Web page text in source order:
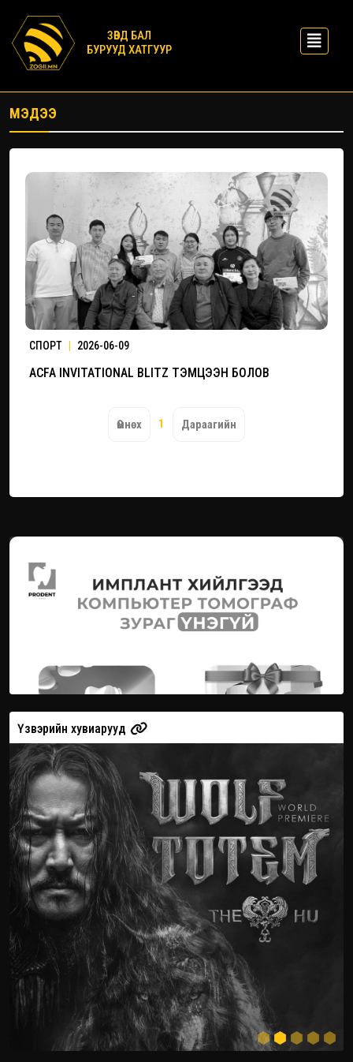
ЗӨВД БАЛ
БУРУУД ХАТГУУР
МЭДЭЭ
СПОРТ 2026-06-09
ACFA INVITATIONAL BLITZ ТЭМЦЭЭН БОЛОВ
Өмнөх 1 Дараагийн
Үзвэрийн хувиарууд